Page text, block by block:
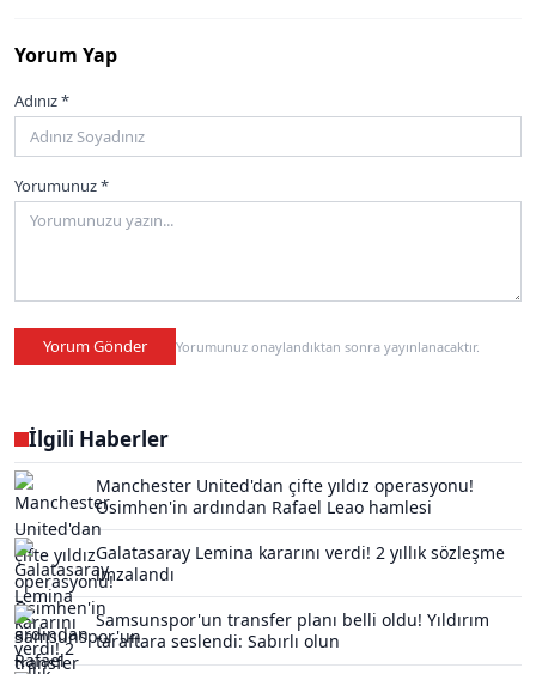
Yorum Yap
Adınız *
Yorumunuz *
Yorum Gönder Yorumunuz onaylandıktan sonra yayınlanacaktır.
İlgili Haberler
Manchester United'dan çifte yıldız operasyonu!
Osimhen'in ardından Rafael Leao hamlesi
Galatasaray Lemina kararını verdi! 2 yıllık sözleşme
imzalandı
Samsunspor'un transfer planı belli oldu! Yıldırım
taraftara seslendi: Sabırlı olun